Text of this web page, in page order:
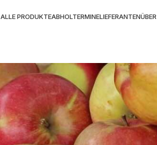
ALLE PRODUKTEABHOLTERMINELIEFERANTEN